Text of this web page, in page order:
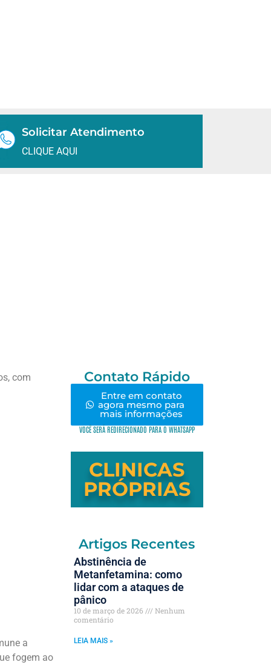
Solicitar Atendimento
CLIQUE AQUI
com
a
fogem ao
Contato Rápido
Entre em contato
agora mesmo para
mais informações
VOCÊ SERÁ REDIRECIONADO PARA O WHATSAPP
CLINICAS
PRÓPRIAS
Artigos Recentes
Abstinência de
Metanfetamina: como
lidar com a ataques de
pânico
10 de março de 2026
Nenhum
comentário
LEIA MAIS »